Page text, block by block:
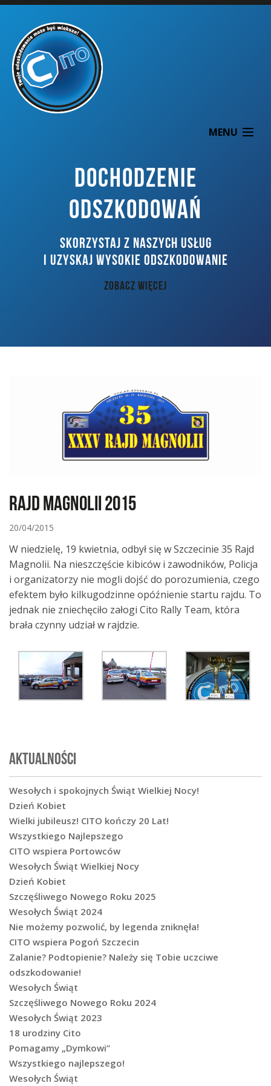
MENU
DOCHODZENIE ODSZKODOWAŃ
KONTAKT
DOCHODZENIE
ODSZKODOWAŃ
SKORZYSTAJ Z NASZYCH USŁUG
I UZYSKAJ WYSOKIE ODSZKODOWANIE
ZOBACZ WIĘCEJ
Rajd Magnolii 2015
20/04/2015
W niedzielę, 19 kwietnia, odbył się w Szczecinie 35 Rajd
Magnolii. Na nieszczęście kibiców i zawodników, Policja
i organizatorzy nie mogli dojść do porozumienia, czego
efektem było kilkugodzinne opóźnienie startu rajdu. To
jednak nie zniechęciło załogi Cito Rally Team, która
brała czynny udział w rajdzie.
AKTUALNOŚCI
Wesołych i spokojnych Świąt Wielkiej Nocy!
Dzień Kobiet
Wielki jubileusz! CITO kończy 20 Lat!
Wszystkiego Najlepszego
CITO wspiera Portowców
Wesołych Świąt Wielkiej Nocy
Dzień Kobiet
Szczęśliwego Nowego Roku 2025
Wesołych Świąt 2024
Nie możemy pozwolić, by legenda zniknęła!
CITO wspiera Pogoń Szczecin
Zalanie? Podtopienie? Należy się Tobie uczciwe
odszkodowanie!
Wesołych Świąt
Szczęśliwego Nowego Roku 2024
Wesołych Świąt 2023
18 urodziny Cito
Pomagamy „Dymkowi”
Wszystkiego najlepszego!
Wesołych Świąt